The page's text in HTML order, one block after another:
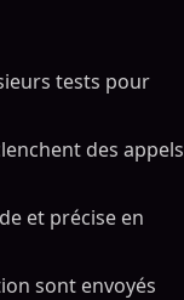
tests pour
des appels
et précise en
sont envoyés